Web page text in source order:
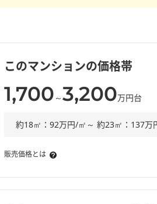
このマンションの価格帯
1,700 ～3,200万円台
約18㎡：92万円/㎡～ 約23㎡：137万
販売価格とは